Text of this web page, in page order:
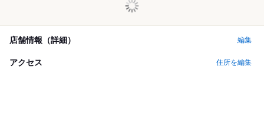
店舗情報（詳細） 編集
アクセス 住所を編集